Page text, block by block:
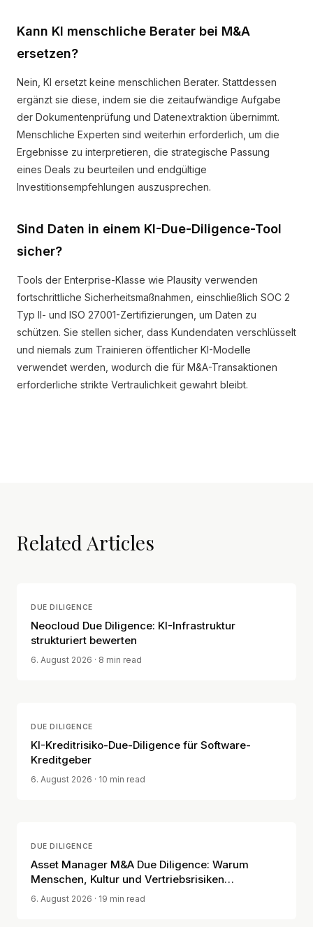
Kann KI menschliche Berater bei M&A
ersetzen?
Nein, KI ersetzt keine menschlichen Berater. Stattdessen
ergänzt sie diese, indem sie die zeitaufwändige Aufgabe
der Dokumentenprüfung und Datenextraktion übernimmt.
Menschliche Experten sind weiterhin erforderlich, um die
Ergebnisse zu interpretieren, die strategische Passung
eines Deals zu beurteilen und endgültige
Investitionsempfehlungen auszusprechen.
Sind Daten in einem KI-Due-Diligence-Tool
sicher?
Tools der Enterprise-Klasse wie Plausity verwenden
fortschrittliche Sicherheitsmaßnahmen, einschließlich SOC 2
Typ II- und ISO 27001-Zertifizierungen, um Daten zu
schützen. Sie stellen sicher, dass Kundendaten verschlüsselt
und niemals zum Trainieren öffentlicher KI-Modelle
verwendet werden, wodurch die für M&A-Transaktionen
erforderliche strikte Vertraulichkeit gewahrt bleibt.
Related Articles
DUE DILIGENCE
Neocloud Due Diligence: KI-Infrastruktur
strukturiert bewerten
6. August 2026 · 8 min read
DUE DILIGENCE
KI-Kreditrisiko-Due-Diligence für Software-
Kreditgeber
6. August 2026 · 10 min read
DUE DILIGENCE
Asset Manager M&A Due Diligence: Warum
Menschen, Kultur und Vertriebsrisiken
entscheidend sind
6. August 2026 · 19 min read